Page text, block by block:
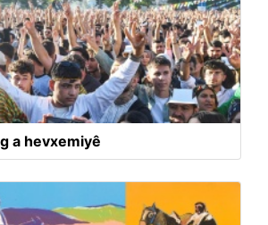
a hevxemiyê